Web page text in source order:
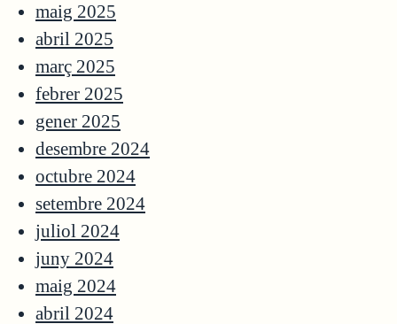
maig 2025
abril 2025
març 2025
febrer 2025
gener 2025
desembre 2024
octubre 2024
setembre 2024
juliol 2024
juny 2024
maig 2024
abril 2024